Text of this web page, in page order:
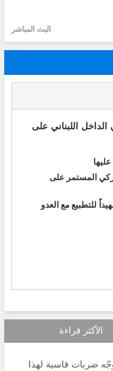
البث المباشر
اللبناني على
المستمر على
للتطبيع مع العدو
الأكثر قراءة
ضربات قاسية لهذا